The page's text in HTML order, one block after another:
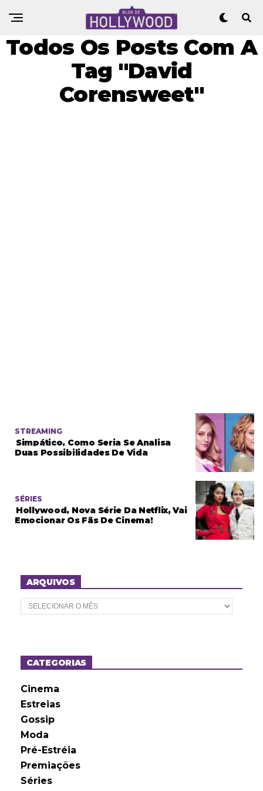
Todos Os Posts Com A
Tag "David
Corensweet"
STREAMING
Simpático, Como Seria Se Analisa
Duas Possibilidades De Vida
SÉRIES
Hollywood, Nova Série Da Netflix, Vai
Emocionar Os Fãs De Cinema!
ARQUIVOS
A
r
o
sCATEGORIAS
Cinema
Estreias
Gossip
Moda
Pré-Estréia
Premiações
Séries